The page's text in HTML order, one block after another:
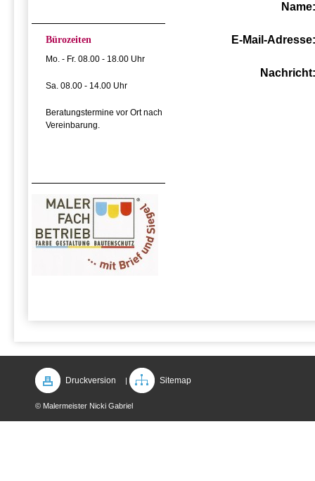
Bürozeiten
Mo. - Fr. 08.00 - 18.00 Uhr
Sa. 08.00 - 14.00 Uhr
Beratungstermine vor Ort nach
Vereinbarung.
E-Mail-
Druckversion | Sitemap
© Malermeister Nicki Gabriel